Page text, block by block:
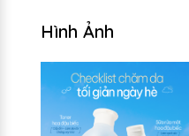
Hình Ảnh